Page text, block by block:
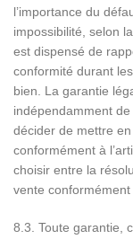
l’importance du
impossibilité, selon
est dispensé de
conformité durant
bien. La garantie
indépendamment
décider de mettre
conformément à
choisir entre la
vente conformément
8.3. Toute garantie,